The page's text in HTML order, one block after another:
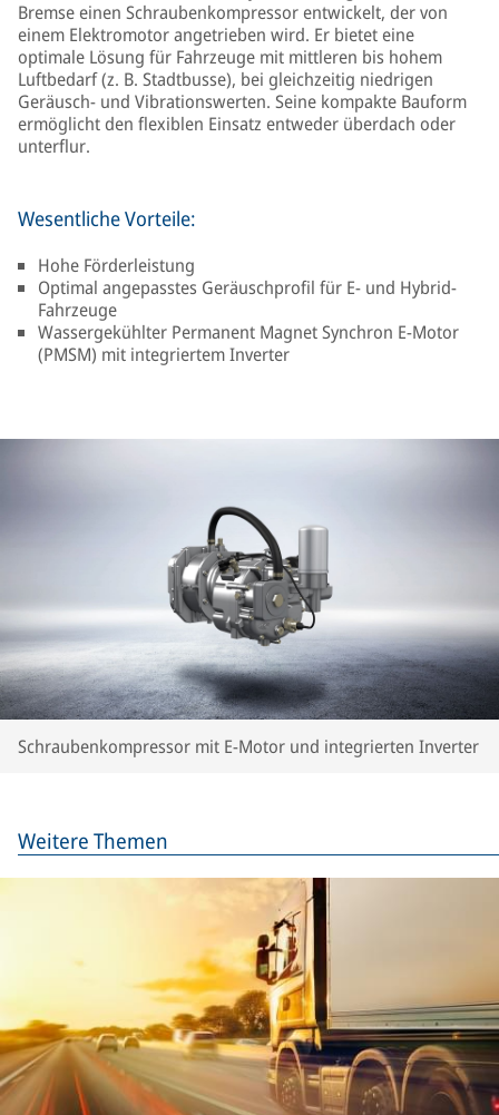
Bremse einen Schraubenkompressor entwickelt, der von
einem Elektromotor angetrieben wird. Er bietet eine
optimale Lösung für Fahrzeuge mit mittleren bis hohem
Luftbedarf (z. B. Stadtbusse), bei gleichzeitig niedrigen
Geräusch- und Vibrationswerten. Seine kompakte Bauform
ermöglicht den flexiblen Einsatz entweder überdach oder
unterflur.
Wesentliche Vorteile:
Hohe Förderleistung
Optimal angepasstes Geräuschprofil für E- und Hybrid-
Fahrzeuge
Wassergekühlter Permanent Magnet Synchron E-Motor
(PMSM) mit integriertem Inverter
Schraubenkompressor mit E-Motor und integrierten Inverter
Weitere Themen